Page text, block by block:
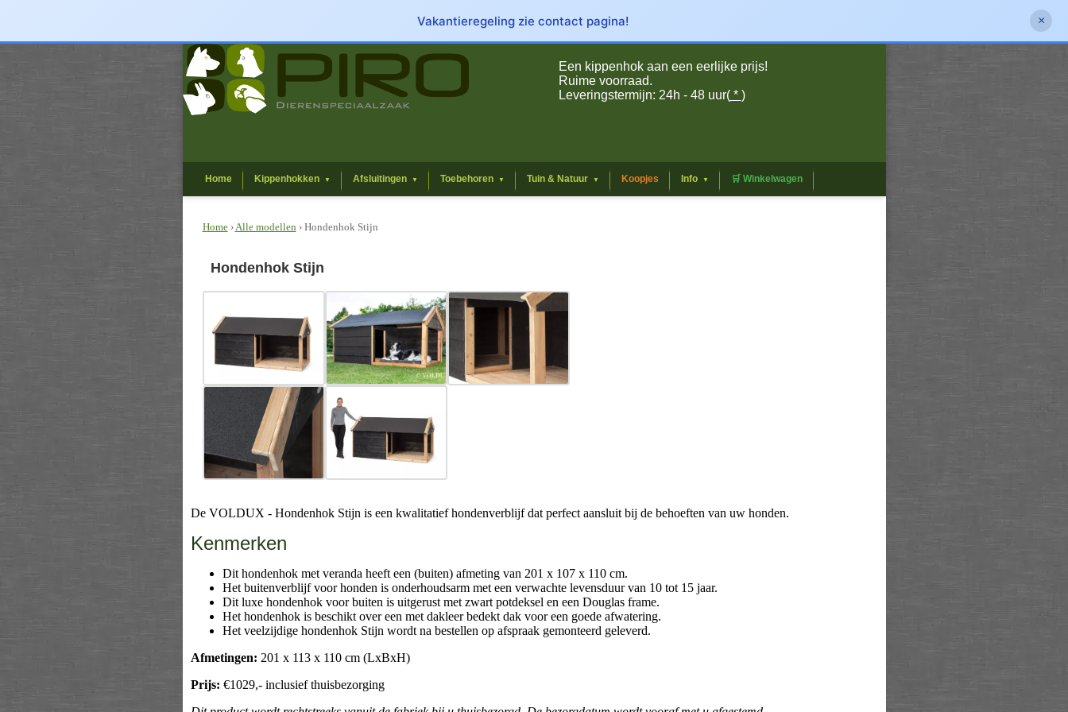
Vakantieregeling zie contact pagina! ×
Een kippenhok aan een eerlijke prijs!
Ruime voorraad.
Leveringstermijn: 24h - 48 uur(* )
Home Kippenhokken ▼ Afsluitingen ▼ Toebehoren ▼ Tuin & Natuur ▼ Koopjes Info ▼ 🛒 Winkelwagen
Home›Alle modellen› Hondenhok Stijn
Hondenhok Stijn
De VOLDUX - Hondenhok Stijn is een kwalitatief hondenverblijf dat perfect aansluit bij de behoeften van uw honden.
Kenmerken
Dit hondenhok met veranda heeft een (buiten) afmeting van 201 x 107 x 110 cm.
Het buitenverblijf voor honden is onderhoudsarm met een verwachte levensduur van 10 tot 15 jaar.
Dit luxe hondenhok voor buiten is uitgerust met zwart potdeksel en een Douglas frame.
Het hondenhok is beschikt over een met dakleer bedekt dak voor een goede afwatering.
Het veelzijdige hondenhok Stijn wordt na bestellen op afspraak gemonteerd geleverd.
Afmetingen: 201 x 113 x 110 cm (LxBxH)
Prijs: €1029,- inclusief thuisbezorging